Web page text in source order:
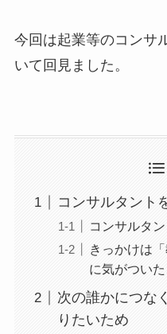
今回は起業等のコンサ
いて回見ました。
コンサルタント
コンサルタ
きっかけは
に気がついた
次の誰かにつな
りたいため